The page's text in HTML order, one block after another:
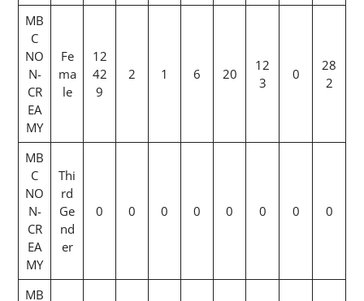
MB
C
NO
N-
CR
EA
MY
Fe
ma
le
12
42
9
2 1 6 20
12
3
0
28
2
MB
C
NO
N-
CR
EA
MY
Thi
rd
Ge
nd
er
0 0 0 0 0 0 0 0
MB